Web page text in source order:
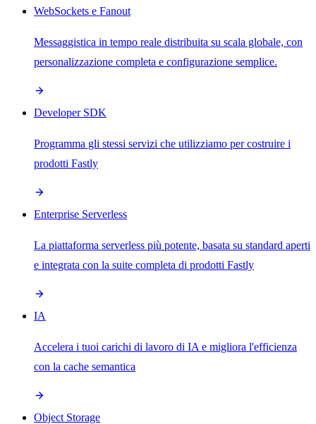
WebSockets e Fanout
Messaggistica in tempo reale distribuita su scala globale, con
personalizzazione completa e configurazione semplice.
Developer SDK
Programma gli stessi servizi che utilizziamo per costruire i
prodotti Fastly
Enterprise Serverless
La piattaforma serverless più potente, basata su standard aperti
e integrata con la suite completa di prodotti Fastly
IA
Accelera i tuoi carichi di lavoro di IA e migliora l'efficienza
con la cache semantica
Object Storage